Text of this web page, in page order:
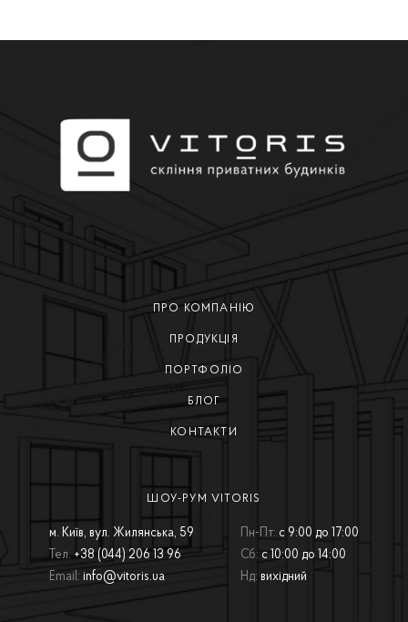
ПРО КОМПАНІЮ
ПРОДУКЦІЯ
ПОРТФОЛІО
БЛОГ
КОНТАКТИ
ШОУ-РУМ VITORIS
м. Київ, вул. Жилянська, 59
Тел. +38 (044) 206 13 96
Email: info@vitoris.ua
Пн-Пт: с 9:00 до 17:00
Сб: с 10:00 до 14:00
Нд: вихідний